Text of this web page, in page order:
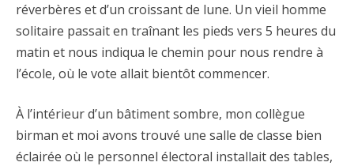
réverbères et d’un croissant de lune. Un vieil homme
solitaire passait en traînant les pieds vers 5 heures du
matin et nous indiqua le chemin pour nous rendre à
l’école, où le vote allait bientôt commencer.
À l’intérieur d’un bâtiment sombre, mon collègue
birman et moi avons trouvé une salle de classe bien
éclairée où le personnel électoral installait des tables,